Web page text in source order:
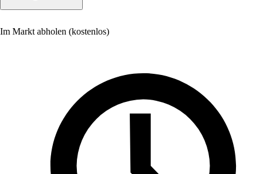
Im Markt abholen (kostenlos)